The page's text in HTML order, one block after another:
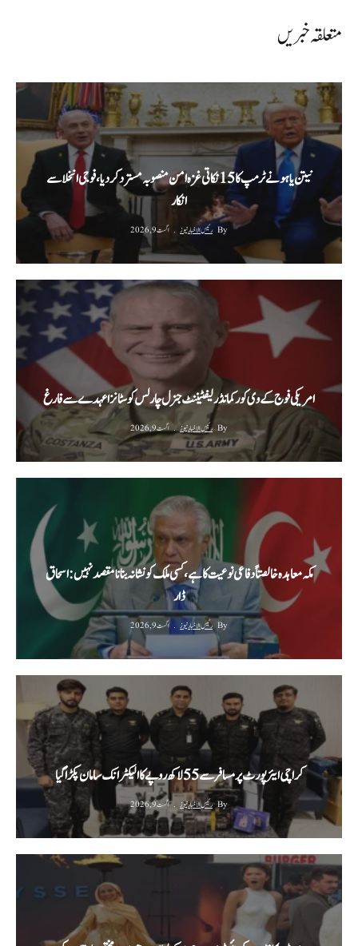
متعلقہ خبریں
نیتن یاہو نے ٹرمپ کا 15 نکاتی غزہ امن منصوبہ مسترد کردیا، فوجی انخلا سے
انکار
By رئیس الاخبار نیوز اگست 9, 2026
امریکی فوج کے وی کور کمانڈر لیفٹیننٹ جنرل چارلس کوسٹانزا عہدے سے فارغ
By رئیس الاخبار نیوز اگست 9, 2026
مکہ معاہدہ خالصتاً دفاعی نوعیت کا ہے، کسی ملک کو نشانہ بنانا مقصد نہیں: اسحاق
ڈار
By رئیس الاخبار نیوز اگست 9, 2026
کراچی ایئرپورٹ پر مسافر سے 55 لاکھ روپے کا الیکٹرانک سامان پکڑا گیا
By رئیس الاخبار نیوز اگست 9, 2026